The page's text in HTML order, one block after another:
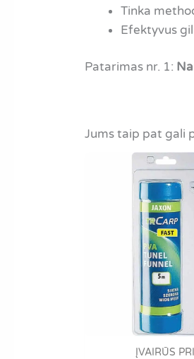
Tinka
Efektyvus
Patarimas nr. 1:
Jums taip pat gali
ĮVAIRŪS